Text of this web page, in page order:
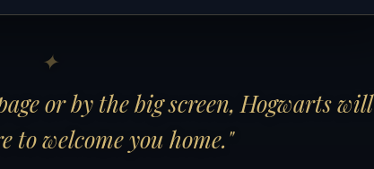
or by the big screen, Hogwarts will
to welcome you home."